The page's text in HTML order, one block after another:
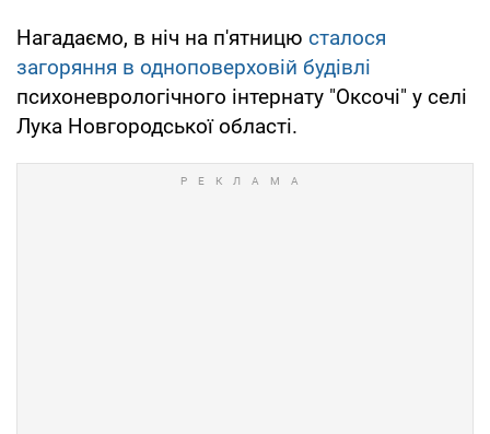
Нагадаємо, в ніч на п'ятницю сталося
загоряння в одноповерховій будівлі
психоневрологічного інтернату "Оксочі" у селі
Лука Новгородської області.